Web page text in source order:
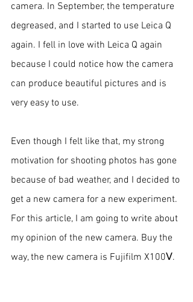
camera. In September, the temperature
degreased, and I started to use Leica Q
again. I fell in love with Leica Q again
because I could notice how the camera
can produce beautiful pictures and is
very easy to use.
Even though I felt like that, my strong
motivation for shooting photos has gone
because of bad weather, and I decided to
get a new camera for a new experiment.
For this article, I am going to write about
my opinion of the new camera. Buy the
way, the new camera is Fujifilm X100Ⅴ.